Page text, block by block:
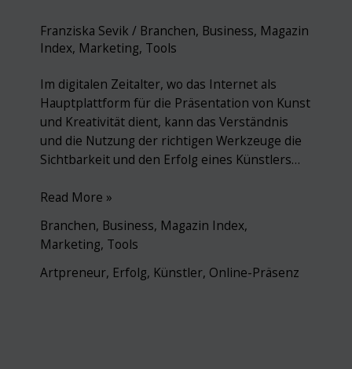
Franziska Sevik/ Branchen, Business, Magazin
Index, Marketing, Tools
Im digitalen Zeitalter, wo das Internet als
Hauptplattform für die Präsentation von Kunst
und Kreativität dient, kann das Verständnis
und die Nutzung der richtigen Werkzeuge die
Sichtbarkeit und den Erfolg eines Künstlers…
Google
Planner
für
Künstler
Read More »
Branchen, Business, Magazin Index,
Marketing, Tools
Artpreneur, Erfolg, Künstler, Online-Präsenz